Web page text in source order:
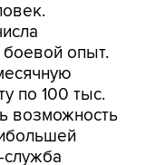
боевой опыт.
по 100 тыс.
возможность
служба